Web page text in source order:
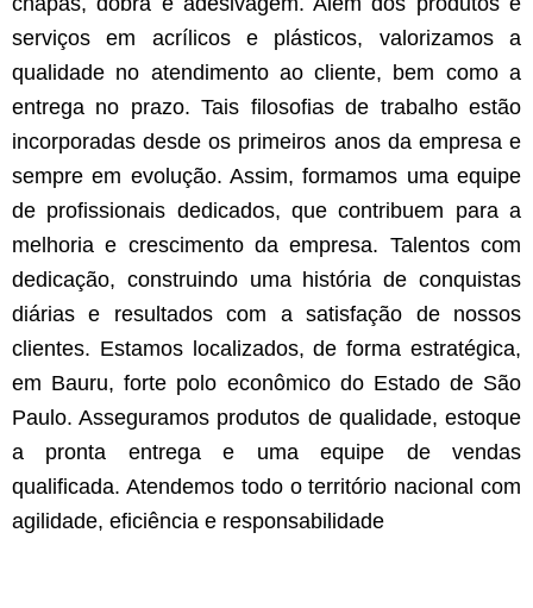
serviços em acrílicos e plásticos, valorizamos a
qualidade no atendimento ao cliente, bem como a
entrega no prazo. Tais filosofias de trabalho estão
incorporadas desde os primeiros anos da empresa e
sempre em evolução. Assim, formamos uma equipe
de profissionais dedicados, que contribuem para a
melhoria e crescimento da empresa. Talentos com
dedicação, construindo uma história de conquistas
diárias e resultados com a satisfação de nossos
clientes. Estamos localizados, de forma estratégica,
em Bauru, forte polo econômico do Estado de São
Paulo. Asseguramos produtos de qualidade, estoque
a pronta entrega e uma equipe de vendas
qualificada. Atendemos todo o território nacional com
agilidade, eficiência e responsabilidade